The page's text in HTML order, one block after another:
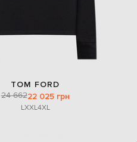
TOM FORD
24 66222 025 грн
LXXL4XL